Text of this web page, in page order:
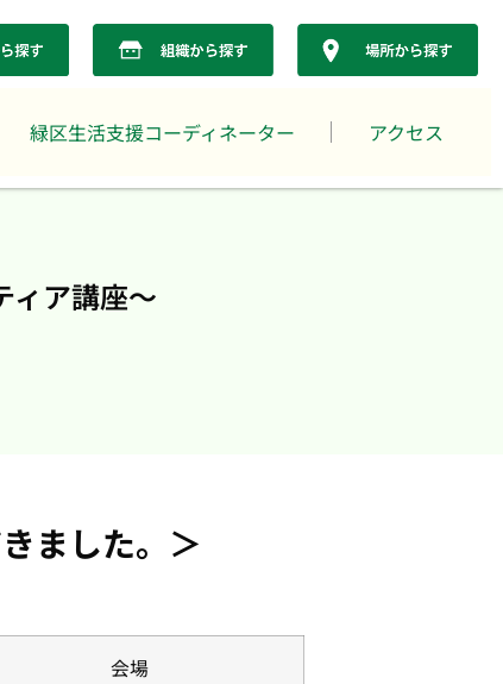
緑区生活支援コーディネーター アクセス
ィア講座～
ました。＞
会場